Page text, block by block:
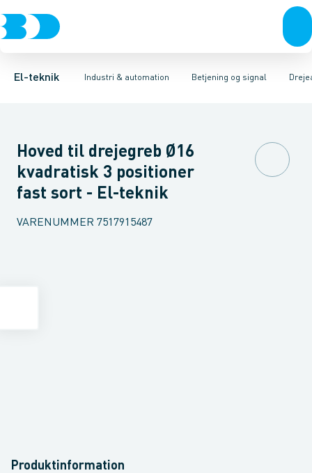
El-teknik Industri & automation
Afbrydere, stikkontakter & lampeudtagForgreningsmateriel
Betjening og signal
Industristiksystemer Frekvensomformere og softstartere
TrykknaphovedLystårn element, optiskTilslutningsmodul
Hoved til drejegreb Ø16
kvadratisk 3 positioner
fast sort - El-teknik
VARENUMMER 7517915487
Produktinformation